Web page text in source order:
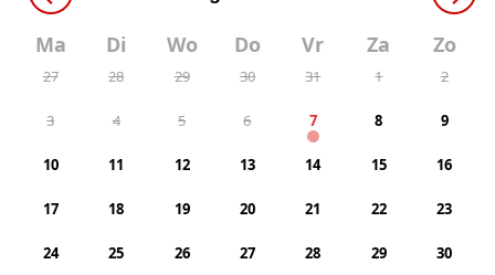
Ma Di Wo Do Vr Za Zo
27 28 29 30 31 1 2
3 4 5 6 7 8 9
10 11 12 13 14 15 16
17 18 19 20 21 22 23
24 25 26 27 28 29 30